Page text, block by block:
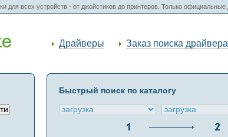
для всех устройств - от джойстиков до принтеров. Только
Драйверы Заказ поиска драйвера
Быстрый поиск по каталогу